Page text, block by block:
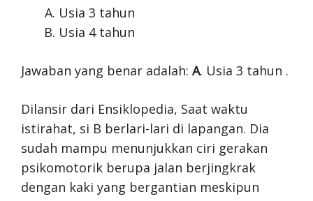
Usia 3 tahun
Usia 4 tahun
Jawaban yang benar adalah: A. Usia 3 tahun .
Dilansir dari Ensiklopedia, Saat waktu
istirahat, si B berlari-lari di lapangan. Dia
sudah mampu menunjukkan ciri gerakan
psikomotorik berupa jalan berjingkrak
dengan kaki yang bergantian meskipun